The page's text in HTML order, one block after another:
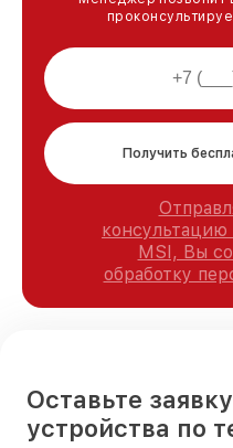
Получить
MSI, Вы
обработку
Оставьте
устройства по